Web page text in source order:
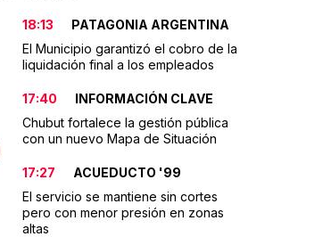
18:13
PATAGONIA ARGENTINA
El Municipio garantizó el cobro de la
liquidación final a los empleados
17:40
INFORMACIÓN CLAVE
Chubut fortalece la gestión pública
con un nuevo Mapa de Situación
17:27
ACUEDUCTO '99
El servicio se mantiene sin cortes
pero con menor presión en zonas
altas